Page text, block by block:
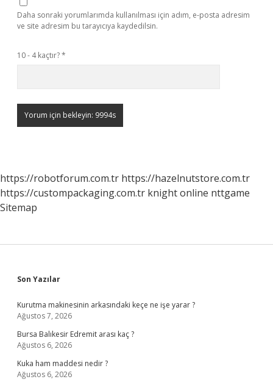
Daha sonraki yorumlarımda kullanılması için adım, e-posta adresim
ve site adresim bu tarayıcıya kaydedilsin.
10 - 4 kaçtır?*
https://robotforum.com.tr https://hazelnutstore.com.tr
https://custompackaging.com.tr knight online nttgame
Sitemap
Sidebar
Son Yazılar
Kurutma makinesinin arkasındaki keçe ne işe yarar ?
Ağustos 7, 2026
Bursa Balıkesir Edremit arası kaç ?
Ağustos 6, 2026
Kuka ham maddesi nedir ?
Ağustos 6, 2026